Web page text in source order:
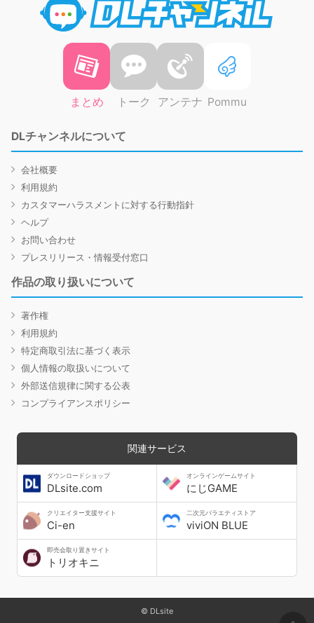
まとめ トーク アンテナ Pommu
DLチャンネルについて
会社概要
利用規約
カスタマーハラスメントに対する行動指針
ヘルプ
お問い合わせ
プレスリリース・情報受付窓口
作品の取り扱いについて
著作権
利用規約
特定商取引法に基づく表示
個人情報の取扱いについて
外部送信規律に関する公表
コンプライアンスポリシー
関連サービス
ダウンロードショップ
DLsite.com
オンラインゲームサイト
にじGAME
クリエイター支援サイト
Ci-en
二次元バラエティストア
viviON BLUE
即売会取り置きサイト
トリオキニ
© DLsite